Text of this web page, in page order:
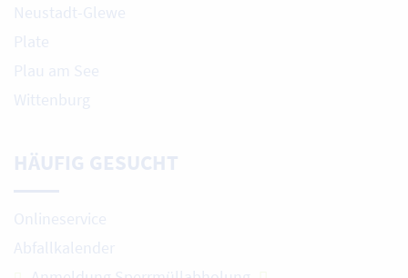
Neustadt-Glewe
Plate
Plau am See
Wittenburg
HÄUFIG GESUCHT
Onlineservice
Abfallkalender